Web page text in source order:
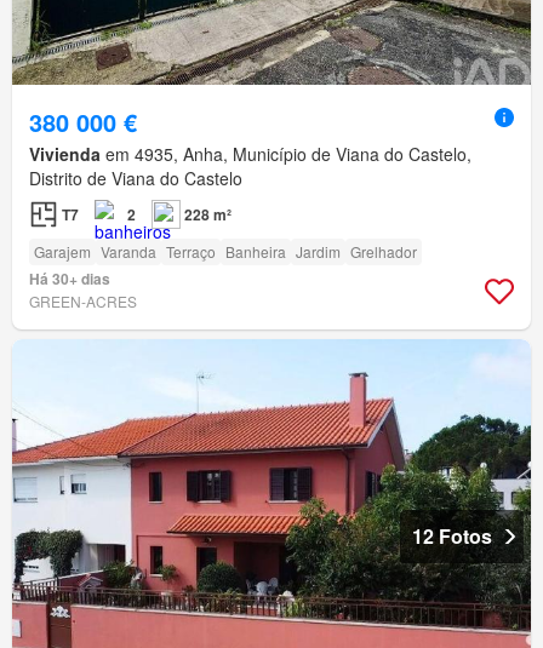
380 000 €
Vivienda em 4935, Anha, Município de Viana do Castelo,
Distrito de Viana do Castelo
T7 2 228 m²
Garajem Varanda Terraço Banheira Jardim Grelhador
Há 30+ dias
GREEN-ACRES
12 Fotos